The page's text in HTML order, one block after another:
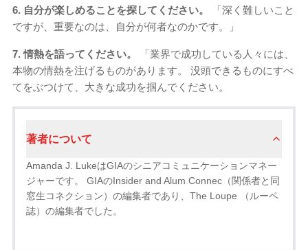
6. 自分が楽しめることを探してください。
「深く難しいこと
ですが、重要なのは、自分が何者なのかです。」
7. 情熱を語ってください。
「業界で成功している人々には、
本物の情熱を注げるものがあります。 没頭できるものにすべ
てをぶつけて、大きな成功を掴んでください。
著者について
Amanda J. LukeはGIAのシニアコミュニケーションマネー
ジャーです。 GIAのInsider and Alum Connec（関係者と同
窓生コネクション）の編集者であり、The Loupe （ルーペ
誌）の編集者でした。